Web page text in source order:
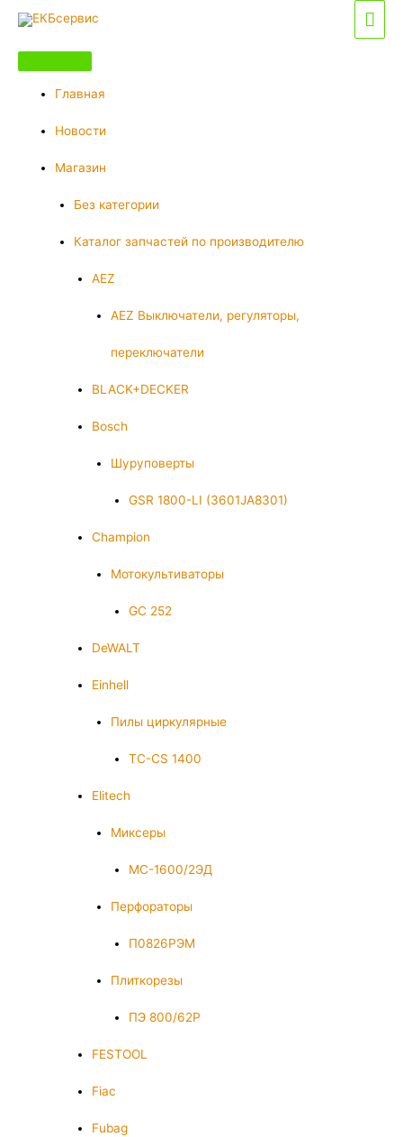
Перейти
содержимому
Главная
Новости
Магазин
Без категории
Каталог запчастей по производителю
AEZ
AEZ Выключатели, регуляторы,
переключатели
BLACK+DECKER
Bosch
Шуруповерты
GSR 1800-LI (3601JA8301)
Champion
Мотокультиваторы
GC 252
DeWALT
Einhell
Пилы циркулярные
TC-CS 1400
Elitech
Миксеры
МС-1600/2ЭД
Перфораторы
П0826РЭМ
Плиткорезы
ПЭ 800/62Р
FESTOOL
Fiac
Fubag